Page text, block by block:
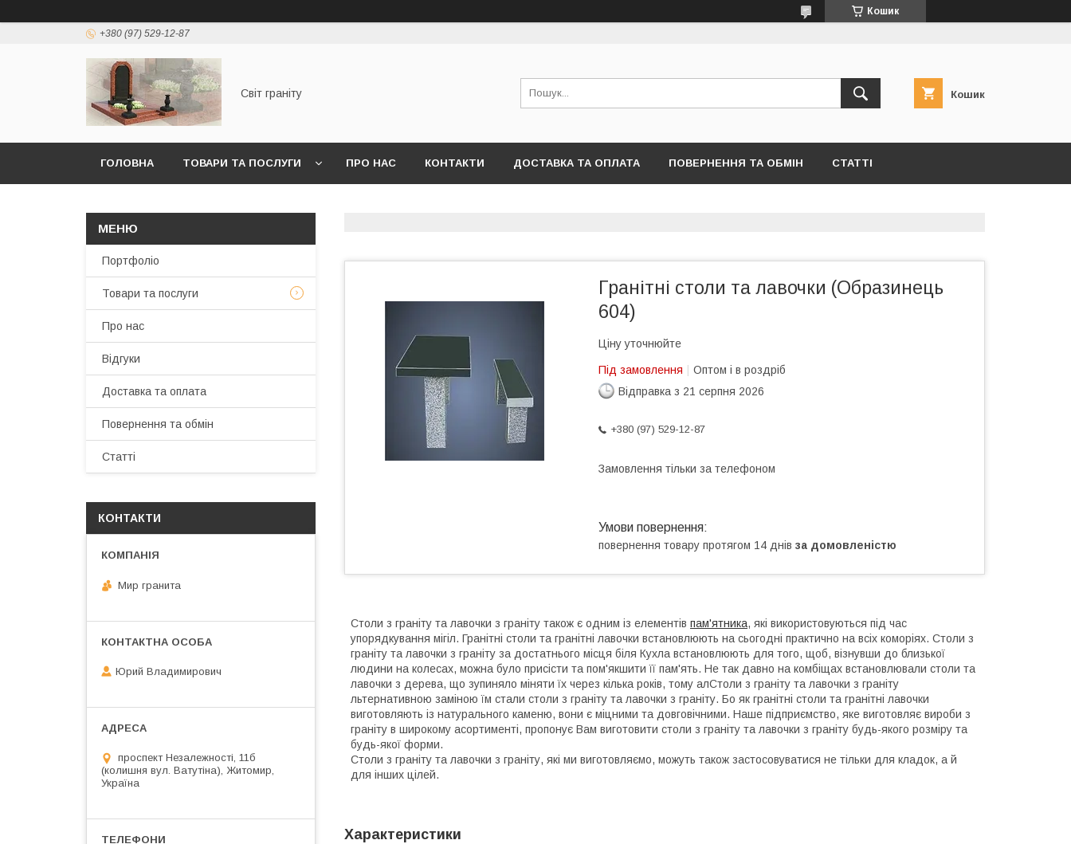
Кошик
+380 (97) 529-12-87
Світ граніту Кошик
ГОЛОВНА ТОВАРИ ТА ПОСЛУГИ ПРО НАС КОНТАКТИ ДОСТАВКА ТА ОПЛАТА ПОВЕРНЕННЯ ТА ОБМІН СТАТТІ
Гранітні столи та лавочки (Образинець
604)
Ціну уточнюйте
Під замовлення
Оптом і в роздріб
Відправка з 21 серпня 2026
+380 (97) 529-12-87
Замовлення тільки за телефоном
повернення товару протягом 14 днів за домовленістю
Столи з граніту та лавочки з граніту також є одним із елементів пам'ятника, які використовуються під час
упорядкування мігіл. Гранітні столи та гранітні лавочки встановлюють на сьогодні практично на всіх коморіях. Столи з
граніту та лавочки з граніту за достатнього місця біля Кухла встановлюють для того, щоб, візнувши до близької
людини на колесах, можна було присісти та пом'якшити її пам'ять. Не так давно на комбіщах встановлювали столи та
лавочки з дерева, що зупиняло міняти їх через кілька років, тому алСтоли з граніту та лавочки з граніту
льтернативною заміною їм стали столи з граніту та лавочки з граніту. Бо як гранітні столи та гранітні лавочки
виготовляють із натурального каменю, вони є міцними та довговічними. Наше підприємство, яке виготовляє вироби з
граніту в широкому асортименті, пропонує Вам виготовити столи з граніту та лавочки з граніту будь-якого розміру та
будь-якої форми.
Столи з граніту та лавочки з граніту, які ми виготовляємо, можуть також застосовуватися не тільки для кладок, а й
для інших цілей.
Характеристики
Портфоліо
Товари та послуги
Про нас
Відгуки
Доставка та оплата
Повернення та обмін
Статті
КОНТАКТИ
Мир гранита
Юрий Владимирович
проспект Незалежності, 11б
(колишня вул. Ватутіна), Житомир,
Україна